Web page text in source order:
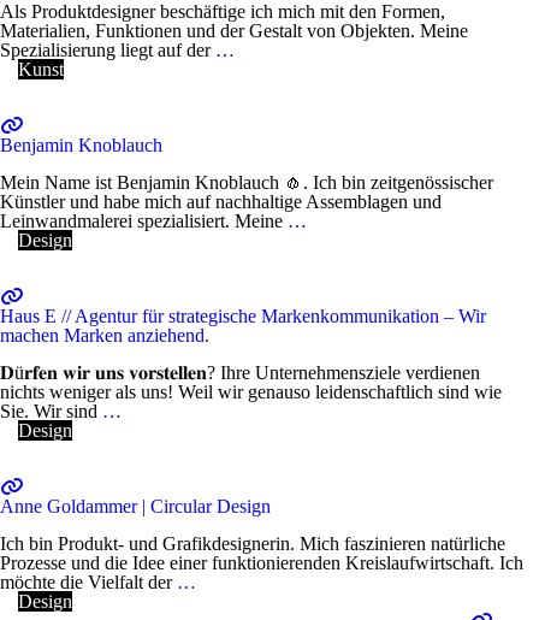
Als Produktdesigner beschäftige ich mich mit den Formen,
Materialien, Funktionen und der Gestalt von Objekten. Meine
Spezialisierung liegt auf der …
Kunst
Benjamin Knoblauch
Mein Name ist Benjamin Knoblauch 🧄. Ich bin zeitgenössischer
Künstler und habe mich auf nachhaltige Assemblagen und
Leinwandmalerei spezialisiert. Meine …
Design
Haus E // Agentur für strategische Markenkommunikation – Wir
machen Marken anziehend.
𝐃ü𝐫𝐟𝐞𝐧 𝐰𝐢𝐫 𝐮𝐧𝐬 𝐯𝐨𝐫𝐬𝐭𝐞𝐥𝐥𝐞𝐧? Ihre Unternehmensziele verdienen
nichts weniger als uns! Weil wir genauso leidenschaftlich sind wie
Sie. Wir sind …
Design
Anne Goldammer | Circular Design
Ich bin Produkt- und Grafikdesignerin. Mich faszinieren natürliche
Prozesse und die Idee einer funktionierenden Kreislaufwirtschaft. Ich
möchte die Vielfalt der …
Design